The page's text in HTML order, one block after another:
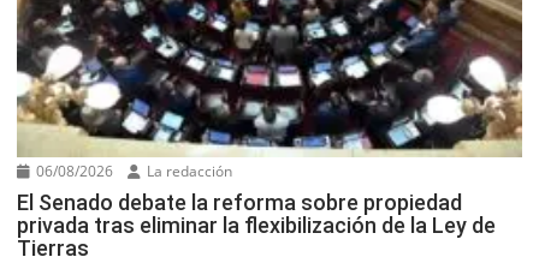
06/08/2026 La redacción
El Senado debate la reforma sobre propiedad
privada tras eliminar la flexibilización de la Ley de
Tierras